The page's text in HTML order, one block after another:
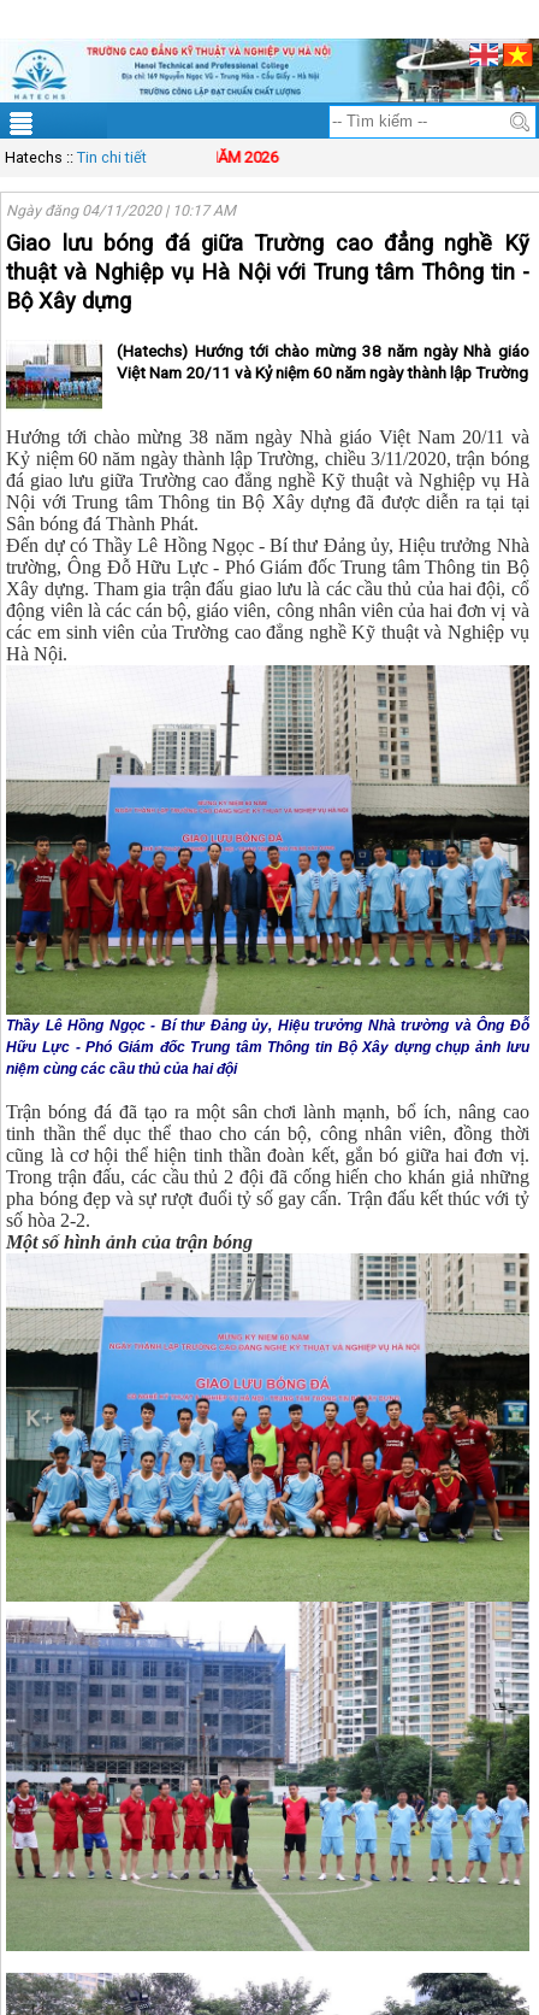
Hatechs ::Tin chi tiết
BÁO TUYỂN SINH NĂM 2026
Ngày đăng 04/11/2020 | 10:17 AM
Giao lưu bóng đá giữa Trường cao đẳng nghề Kỹ
thuật và Nghiệp vụ Hà Nội với Trung tâm Thông tin -
Bộ Xây dựng
(Hatechs) Hướng tới chào mừng 38 năm ngày Nhà giáo
Việt Nam 20/11 và Kỷ niệm 60 năm ngày thành lập Trường
Hướng tới chào mừng 38 năm ngày Nhà giáo Việt Nam 20/11 và
Kỷ niệm 60 năm ngày thành lập Trường, chiều 3/11/2020, trận bóng
đá giao lưu giữa Trường cao đẳng nghề Kỹ thuật và Nghiệp vụ Hà
Nội với Trung tâm Thông tin Bộ Xây dựng đã được diễn ra tại tại
Sân bóng đá Thành Phát.
Đến dự có Thầy Lê Hồng Ngọc - Bí thư Đảng ủy, Hiệu trưởng Nhà
trường, Ông Đỗ Hữu Lực - Phó Giám đốc Trung tâm Thông tin Bộ
Xây dựng. Tham gia trận đấu giao lưu là các cầu thủ của hai đội, cổ
động viên là các cán bộ, giáo viên, công nhân viên của hai đơn vị và
các em sinh viên của Trường cao đẳng nghề Kỹ thuật và Nghiệp vụ
Hà Nội.
Thầy Lê Hồng Ngọc - Bí thư Đảng ủy, Hiệu trưởng Nhà trường và Ông Đỗ
Hữu Lực - Phó Giám đốc Trung tâm Thông tin Bộ Xây dựng chụp ảnh lưu
niệmcùng các cầu thủ của hai đội
Trận bóng đá đã tạo ra một sân chơi lành mạnh, bổ ích, nâng cao
tinh thần thể dục thể thao cho cán bộ, công nhân viên, đồng thời
cũng là cơ hội thể hiện tinh thần đoàn kết, gắn bó giữa hai đơn vị.
Trong trận đấu, các cầu thủ 2 đội đã cống hiến cho khán giả những
pha bóng đẹp và sự rượt đuổi tỷ số gay cấn. Trận đấu kết thúc với tỷ
số hòa 2-2.
Một số hình ảnh của trận bóng